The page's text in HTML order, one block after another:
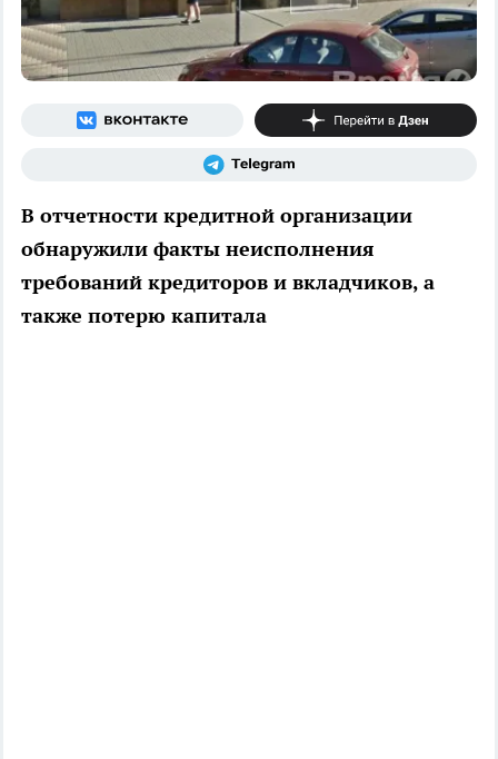
В отчетности кредитной организации
обнаружили факты неисполнения
требований кредиторов и вкладчиков, а
также потерю капитала